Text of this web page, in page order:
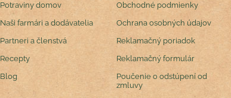
Potraviny domov
Naši farmári a dodávatelia
Partneri a členstvá
Recepty
Blog
Obchodné podmienky
Ochrana osobných údajov
Reklamačný poriadok
Reklamačný formulár
Poučenie o odstúpení od
zmluvy